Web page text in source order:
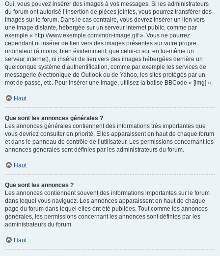
Oui, vous pouvez insérer des images à vos messages. Si les administrateurs
du forum ont autorisé l’insertion de pièces jointes, vous pourrez transférer des
images sur le forum. Dans le cas contraire, vous devrez insérer un lien vers
une image distante, hébergée sur un serveur internet public, comme par
exemple « http://www.exemple.com/mon-image.gif ». Vous ne pourrez
cependant ni insérer de lien vers des images présentes sur votre propre
ordinateur (à moins, bien évidemment, que celui-ci soit en lui-même un
serveur internet), ni insérer de lien vers des images hébergées derrière un
quelconque système d’authentification, comme par exemple les services de
messagerie électronique de Outlook ou de Yahoo, les sites protégés par un
mot de passe, etc. Pour insérer une image, utilisez la balise BBCode « [img] ».
Haut
Que sont les annonces générales ?
Les annonces générales contiennent des informations très importantes que
vous devriez consulter en priorité. Elles apparaissent en haut de chaque forum
et dans le panneau de contrôle de l’utilisateur. Les permissions concernant les
annonces générales sont définies par les administrateurs du forum.
Haut
Que sont les annonces ?
Les annonces contiennent souvent des informations importantes sur le forum
dans lequel vous naviguez. Les annonces apparaissent en haut de chaque
page du forum dans lequel elles ont été publiées. Tout comme les annonces
générales, les permissions concernant les annonces sont définies par les
administrateurs du forum.
Haut